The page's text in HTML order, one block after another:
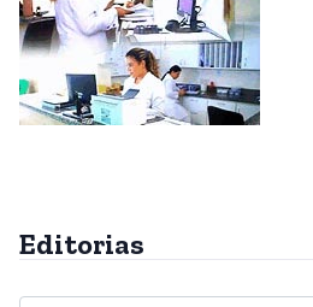
Editorias